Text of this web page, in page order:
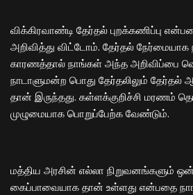
விக்கிரவாண்டி தேர்தல் புறக்கணிப்பு
அறிவித்து விட்டோம். தேர்தல் நேர்மையாக
காரணத்தால் நாங்கள் அந்த அறிவிப்பை
நாடாளுமன்ற பொது தேர்தலிலும்
தான் இருந்தது. கள்ளக்குறிச்சி மரணம்
முழுமையாக பொறுப்பேற்க வேண்டும்.
மத்திய அரசின் எல்லா நிறுவனங்களும்
கைப்பாவையாக தான் உள்ளது என்பதை